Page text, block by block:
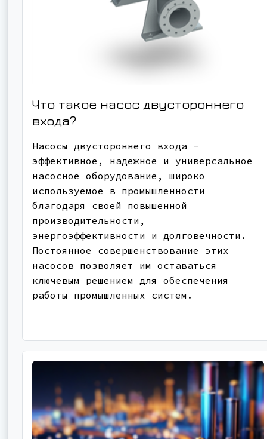
Что такое насос двустороннего
входа?
Насосы двустороннего входа -
эффективное, надежное и универсальное
насосное оборудование, широко
используемое в промышленности
благодаря своей повышенной
производительности,
энергоэффективности и долговечности.
Постоянное совершенствование этих
насосов позволяет им оставаться
ключевым решением для обеспечения
работы промышленных систем.